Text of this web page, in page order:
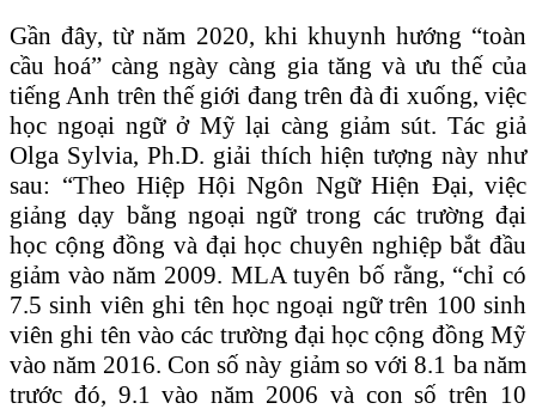
Gần đây, từ năm 2020, khi khuynh hướng “toàn
cầu hoá” càng ngày càng gia tăng và ưu thế của
tiếng Anh trên thế giới đang trên đà đi xuống, việc
học ngoại ngữ ở Mỹ lại càng giảm sút. Tác giả
Olga Sylvia, Ph.D. giải thích hiện tượng này như
sau: “Theo Hiệp Hội Ngôn Ngữ Hiện Đại, việc
giảng dạy bằng ngoại ngữ trong các trường đại
học cộng đồng và đại học chuyên nghiệp bắt đầu
giảm vào năm 2009. MLA tuyên bố rằng, “chỉ có
7.5 sinh viên ghi tên học ngoại ngữ trên 100 sinh
viên ghi tên vào các trường đại học cộng đồng Mỹ
vào năm 2016. Con số này giảm so với 8.1 ba năm
trước đó, 9.1 vào năm 2006 và con số trên 10